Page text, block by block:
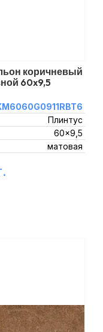
коричневый
60x9,5
Плинтус
60x9,5
матовая